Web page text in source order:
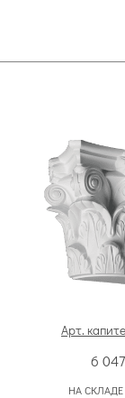
Арт.
6 047
НА СКЛАДЕ